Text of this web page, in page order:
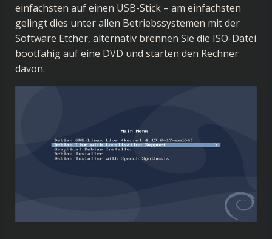
einfachsten auf einen USB-Stick – am einfachsten
gelingt dies unter allen Betriebssystemen mit der
Software Etcher, alternativ brennen Sie die ISO-Datei
bootfähig auf eine DVD und starten den Rechner
davon.